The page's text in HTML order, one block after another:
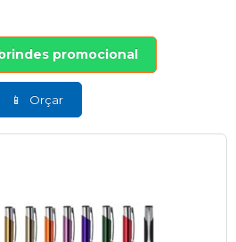
promocional
Orçar